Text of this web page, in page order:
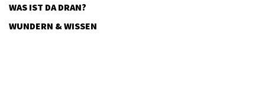
WAS IST DA DRAN?
WUNDERN & WISSEN